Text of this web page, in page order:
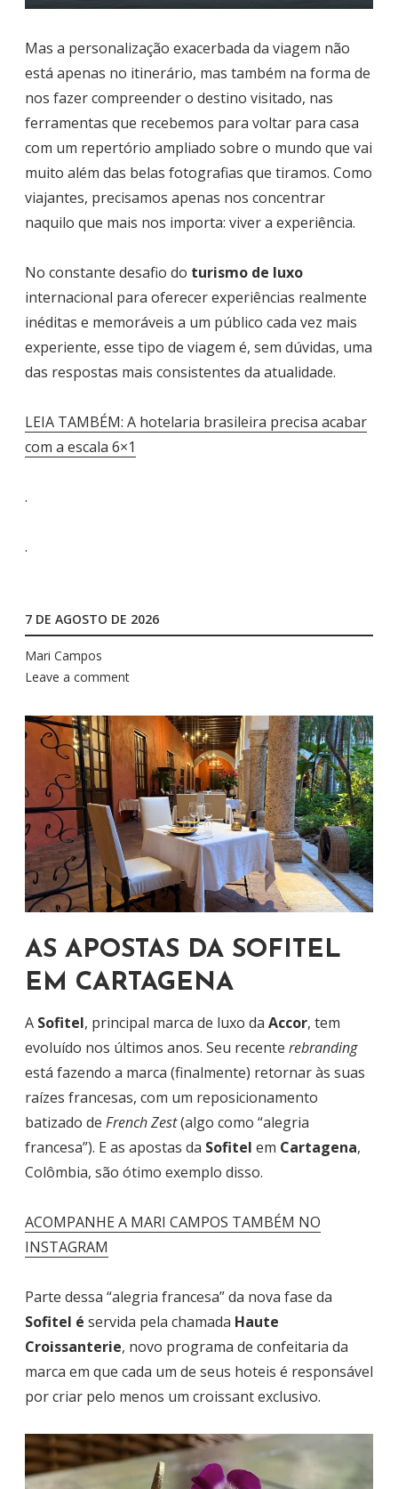
Mas a personalização exacerbada da viagem não
está apenas no itinerário, mas também na forma de
nos fazer compreender o destino visitado, nas
ferramentas que recebemos para voltar para casa
com um repertório ampliado sobre o mundo que vai
muito além das belas fotografias que tiramos. Como
viajantes, precisamos apenas nos concentrar
naquilo que mais nos importa: viver a experiência.
No constante desafio do turismo de luxo
internacional para oferecer experiências realmente
inéditas e memoráveis a um público cada vez mais
experiente, esse tipo de viagem é, sem dúvidas, uma
das respostas mais consistentes da atualidade.
LEIA TAMBÉM: A hotelaria brasileira precisa acabar
com a escala 6×1
.
.
7 DE AGOSTO DE 2026
Mari Campos
Leave a comment
AS APOSTAS DA SOFITEL
EM CARTAGENA
A Sofitel, principal marca de luxo da Accor, tem
evoluído nos últimos anos. Seu recente rebranding
está fazendo a marca (finalmente) retornar às suas
raízes francesas, com um reposicionamento
batizado de French Zest(algo como “alegria
francesa”). E as apostas da Sofitel em Cartagena,
Colômbia, são ótimo exemplo disso.
ACOMPANHE A MARI CAMPOS TAMBÉM NO
INSTAGRAM
Parte dessa “alegria francesa” da nova fase da
Sofitel é servida pela chamada Haute
Croissanterie, novo programa de confeitaria da
marca em que cada um de seus hoteis é responsável
por criar pelo menos um croissant exclusivo.